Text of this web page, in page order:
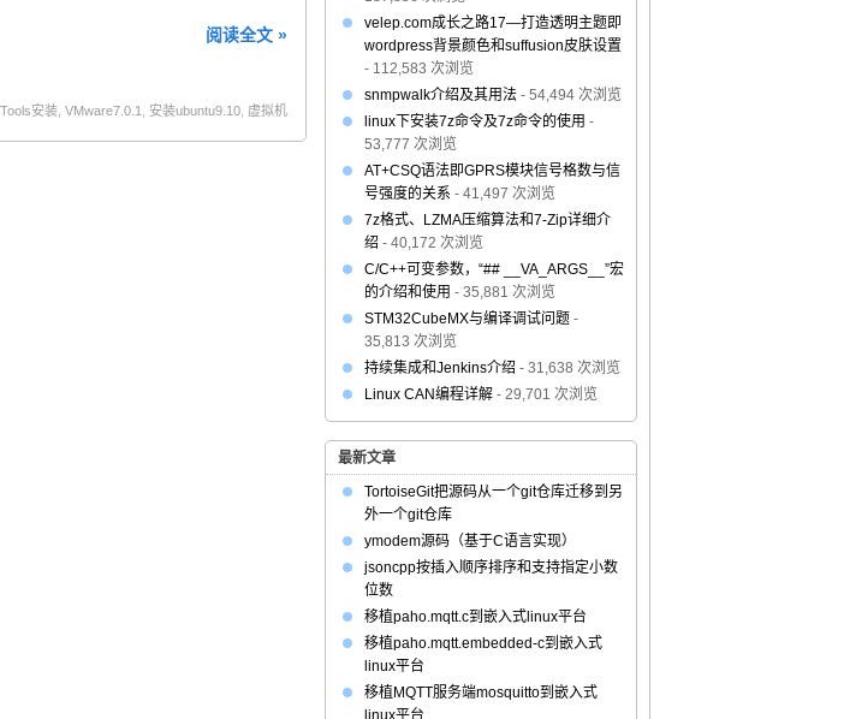
阅读全文 »
安装, VMware7.0.1, 安装ubuntu9.10, 虚拟机
velep.com成长之路17—打造透明主题即
wordpress背景颜色和suffusion皮肤设置
- 112,583 次浏览
snmpwalk介绍及其用法 - 54,494 次浏览
linux下安装7z命令及7z命令的使用 -
53,777 次浏览
AT+CSQ语法即GPRS模块信号格数与信
号强度的关系 - 41,497 次浏览
7z格式、LZMA压缩算法和7-Zip详细介
绍 - 40,172 次浏览
C/C++可变参数，“## __VA_ARGS__”宏
的介绍和使用 - 35,881 次浏览
STM32CubeMX与编译调试问题 -
35,813 次浏览
持续集成和Jenkins介绍 - 31,638 次浏览
Linux CAN编程详解 - 29,701 次浏览
最新文章
TortoiseGit把源码从一个git仓库迁移到另
外一个git仓库
ymodem源码（基于C语言实现）
jsoncpp按插入顺序排序和支持指定小数
位数
移植paho.mqtt.c到嵌入式linux平台
移植paho.mqtt.embedded-c到嵌入式
linux平台
移植MQTT服务端mosquitto到嵌入式
linux平台